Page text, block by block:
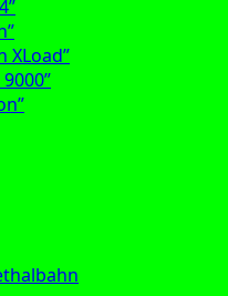
XLoad”
9000”